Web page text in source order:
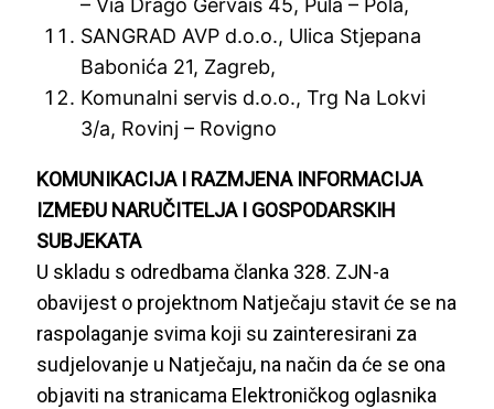
– Via Drago Gervais 45, Pula – Pola,
SANGRAD AVP d.o.o., Ulica Stjepana
Babonića 21, Zagreb,
Komunalni servis d.o.o., Trg Na Lokvi
3/a, Rovinj – Rovigno
KOMUNIKACIJA I RAZMJENA INFORMACIJA
IZMEĐU NARUČITELJA I GOSPODARSKIH
SUBJEKATA
U skladu s odredbama članka 328. ZJN-a
obavijest o projektnom Natječaju stavit će se na
raspolaganje svima koji su zainteresirani za
sudjelovanje u Natječaju, na način da će se ona
objaviti na stranicama Elektroničkog oglasnika